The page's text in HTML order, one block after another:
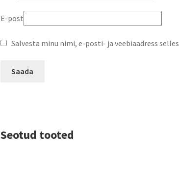
E-post
Salvesta minu nimi, e-posti- ja veebiaadress
Seotud tooted